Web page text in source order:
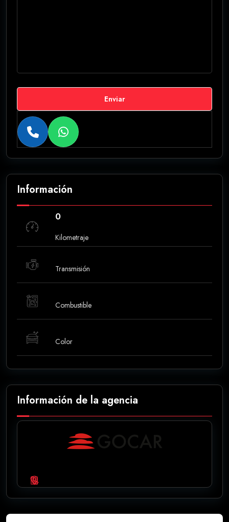
Enviar
Información
0
Kilometraje
Transmisión
Combustible
Color
Información de la agencia